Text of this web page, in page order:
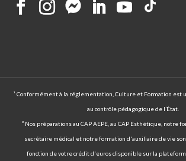
¹ Conformément à la réglementation, Culture et Formation est
au contrôle pédagogique de l’État.
² Nos préparations au CAP AEPE, au CAP Esthétique, notre
secrétaire médical et notre formation d'auxiliaire de vie
fonction de votre crédit d'euros disponible sur la